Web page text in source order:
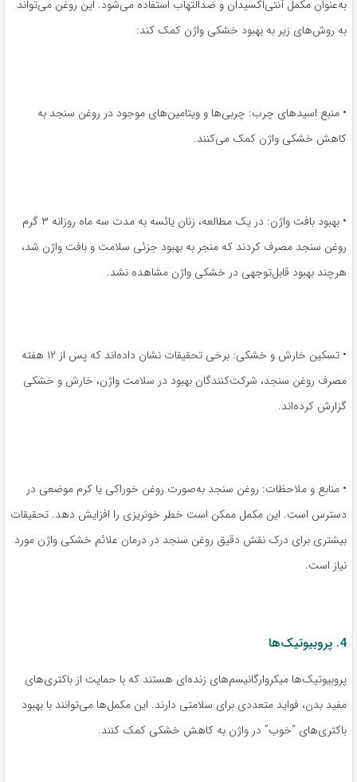
به‌عنوان مکمل آنتی‌اکسیدان و ضدالتهاب استفاده می‌شود. این روغن می‌تواند
به روش‌های زیر به بهبود خشکی واژن کمک کند:
• منبع اسیدهای چرب: چربی‌ها و ویتامین‌های موجود در روغن سنجد به
کاهش خشکی واژن کمک می‌کنند.
• بهبود بافت واژن: در یک مطالعه، زنان یائسه به مدت سه ماه روزانه ۳ گرم
روغن سنجد مصرف کردند که منجر به بهبود جزئی سلامت و بافت واژن شد،
هرچند بهبود قابل‌توجهی در خشکی واژن مشاهده نشد.
• تسکین خارش و خشکی: برخی تحقیقات نشان داده‌اند که پس از ۱۲ هفته
مصرف روغن سنجد، شرکت‌کنندگان بهبود در سلامت واژن، خارش و خشکی
گزارش کرده‌اند.
• منابع و ملاحظات: روغن سنجد به‌صورت روغن خوراکی یا کرم موضعی در
دسترس است. این مکمل ممکن است خطر خونریزی را افزایش دهد. تحقیقات
بیشتری برای درک نقش دقیق روغن سنجد در درمان علائم خشکی واژن مورد
نیاز است.
4. پروبیوتیک‌ها
پروبیوتیک‌ها میکروارگانیسم‌های زنده‌ای هستند که با حمایت از باکتری‌های
مفید بدن، فواید متعددی برای سلامتی دارند. این مکمل‌ها می‌توانند با بهبود
باکتری‌های “خوب” در واژن به کاهش خشکی کمک کنند.